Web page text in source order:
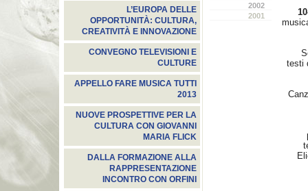
L’EUROPA DELLE
OPPORTUNITÀ: CULTURA,
CREATIVITÀ E INNOVAZIONE
CONVEGNO TELEVISIONI E
CULTURE
APPELLO FARE MUSICA TUTTI
2013
NUOVE PROSPETTIVE PER LA
CULTURA CON GIOVANNI
MARIA FLICK
DALLA FORMAZIONE ALLA
RAPPRESENTAZIONE
INCONTRO CON ORFINI
2002
2001
testi